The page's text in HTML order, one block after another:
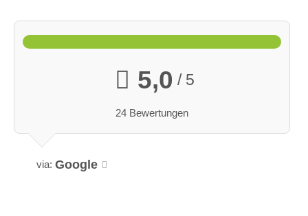
5,0 / 5
24 Bewertungen
via: Google